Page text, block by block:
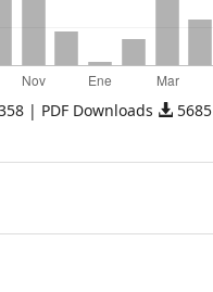
| PDF Downloads 5685